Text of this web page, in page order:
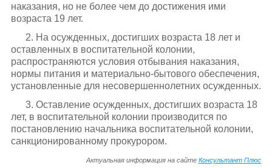
наказания, но не более чем до достижения ими
возраста 19 лет.
2. На осужденных, достигших возраста 18 лет и
оставленных в воспитательной колонии,
распространяются условия отбывания наказания,
нормы питания и материально-бытового обеспечения,
установленные для несовершеннолетних осужденных.
3. Оставление осужденных, достигших возраста 18
лет, в воспитательной колонии производится по
постановлению начальника воспитательной колонии,
санкционированному прокурором.
Актуальная информация на сайтеКонсультант Плюс